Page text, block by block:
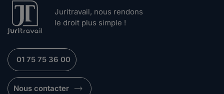
Juritravail, nous rendons
le droit plus simple !
01 75 75 36 00
Nous contacter